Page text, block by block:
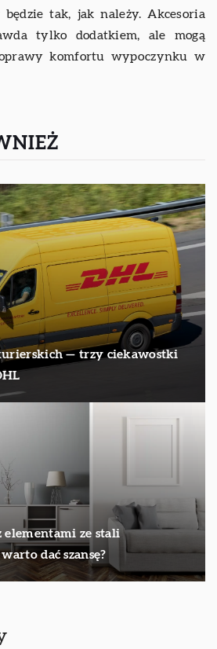
tak, jak należy. Akcesoria
tylko dodatkiem, ale mogą
komfortu wypoczynku w
— trzy ciekawostki
elementami ze stali
dać szansę?